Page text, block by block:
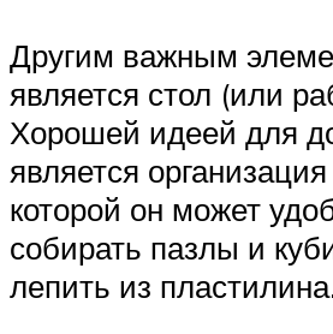
Другим важным
является стол (или
Хорошей идеей для
является
которой он может
собирать пазлы и
лепить из